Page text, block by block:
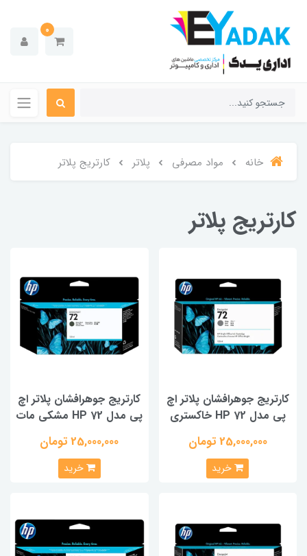
0
خانه مواد مصرفی پلاتر کارتریج پلاتر
کارتریج پلاتر
کارتریج جوهرافشان پلاتر اچ
پی مدل HP 72 خاکستری
25,000,000 تومان
خرید
کارتریج جوهرافشان پلاتر اچ
پی مدل HP 72 مشکی مات
25,000,000 تومان
خرید